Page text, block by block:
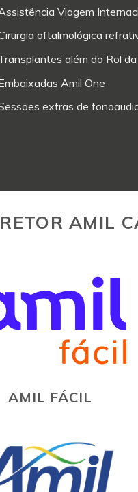
Viagem
oftalmológica
além do Rol
Amil One
extras de
AMIL
AMIL FÁCIL